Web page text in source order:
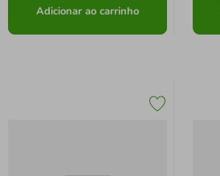
Adicionar ao carrinho